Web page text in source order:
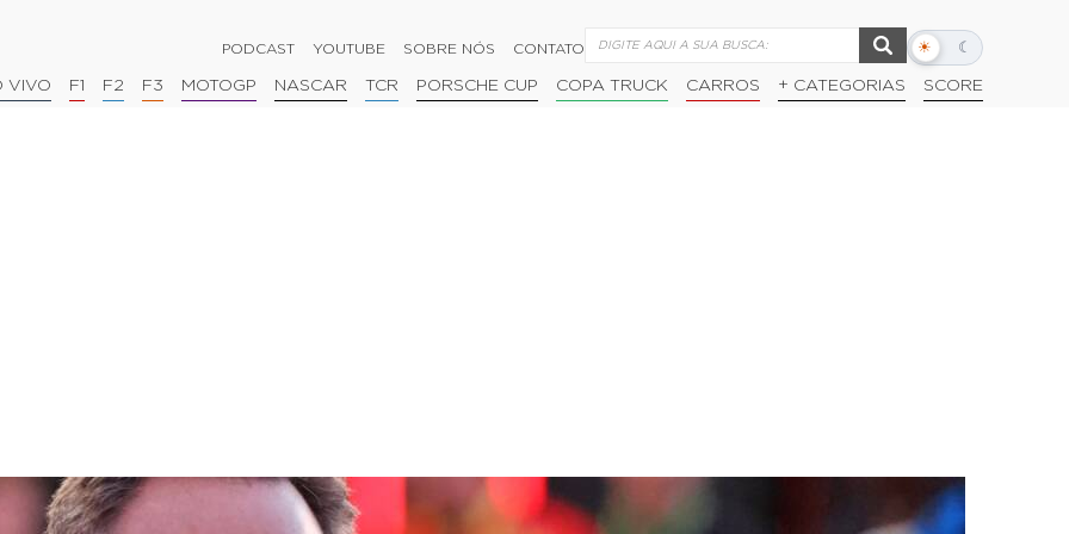
PODCAST YOUTUBE SOBRE NÓS CONTATO ☀ ☾
Alternar
escuro
VIVO F1 F2 F3 MOTOGP NASCAR TCR PORSCHE CUP COPA TRUCK CARROS + CATEGORIAS SCORE